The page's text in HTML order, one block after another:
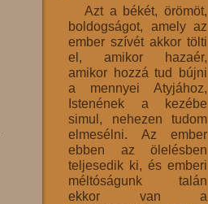
Azt a békét, örömöt,
boldogságot, amely az
ember szívét akkor tölti
el, amikor hazaér,
amikor hozzá tud bújni
a mennyei Atyjához,
Istenének a kezébe
simul, nehezen tudom
elmesélni. Az ember
ebben az ölelésben
teljesedik ki, és emberi
méltóságunk talán
ekkor van a